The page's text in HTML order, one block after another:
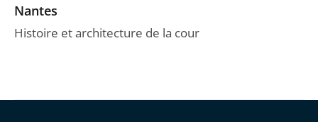
Nantes
Histoire et architecture de la cour